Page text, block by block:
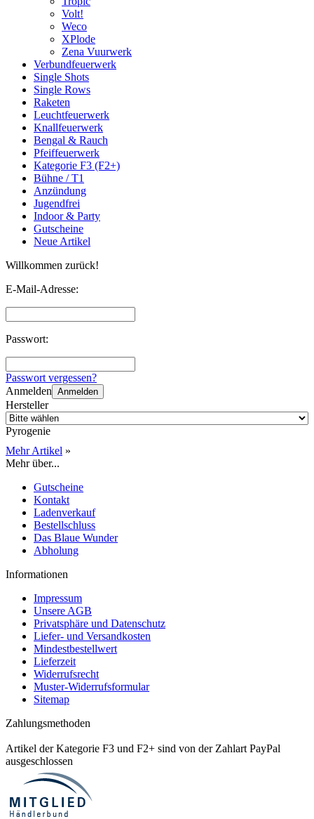
Volt!
Weco
XPlode
Zena Vuurwerk
Verbundfeuerwerk
Single Shots
Single Rows
Raketen
Leuchtfeuerwerk
Knallfeuerwerk
Bengal & Rauch
Pfeiffeuerwerk
Kategorie F3 (F2+)
Bühne / T1
Anzündung
Jugendfrei
Indoor & Party
Gutscheine
Neue Artikel
Willkommen zurück!
E-Mail-Adresse:
Passwort:
Passwort vergessen?
Anmelden Anmelden
Hersteller
Pyrogenie
Mehr Artikel »
Mehr über...
Gutscheine
Kontakt
Ladenverkauf
Bestellschluss
Das Blaue Wunder
Abholung
Informationen
Impressum
Unsere AGB
Privatsphäre und Datenschutz
Liefer- und Versandkosten
Mindestbestellwert
Lieferzeit
Widerrufsrecht
Muster-Widerrufsformular
Sitemap
Zahlungsmethoden
Artikel der Kategorie F3 und F2+ sind von der Zahlart PayPal
ausgeschlossen